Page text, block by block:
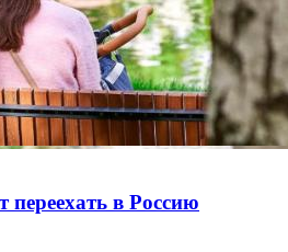
переехать в Россию